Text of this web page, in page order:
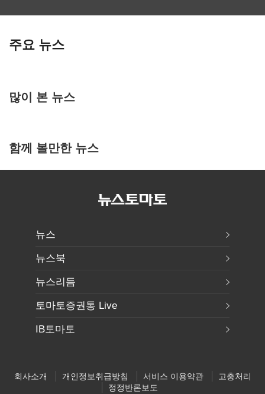
주요 뉴스
많이 본 뉴스
함께 볼만한 뉴스
뉴스
뉴스북
뉴스리듬
토마토증권통 Live
IB토마토
회사소개 개인정보취급방침 서비스 이용약관
고충처리
정정반론보도